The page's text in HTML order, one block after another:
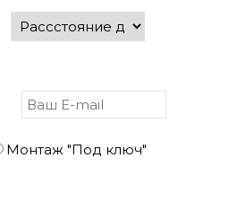
Монтаж "Под ключ"